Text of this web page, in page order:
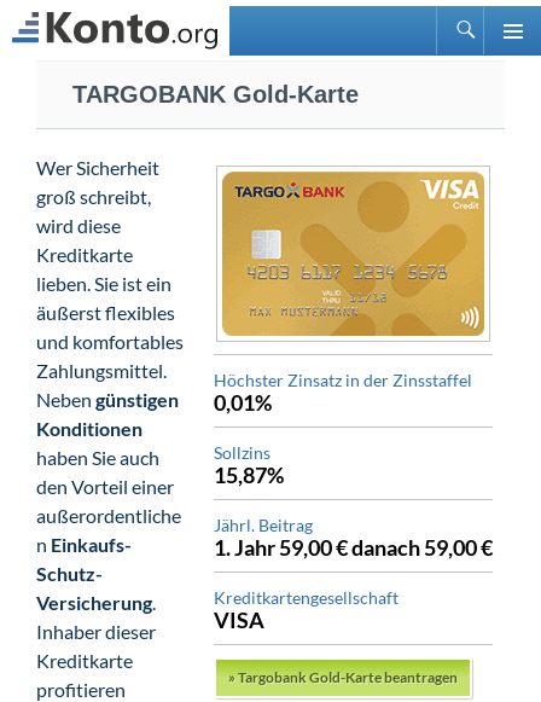
Suchen
springen
TARGOBANK Gold-Karte
Höchster Zinsatz in der Zinsstaffel
0,01%
Sollzins
15,87%
Jährl. Beitrag
1. Jahr 59,00 € danach 59,00 €
Kreditkartengesellschaft
VISA
»Targobank Gold-Karte beantragen
Wer Sicherheit
groß schreibt,
wird diese
Kreditkarte
lieben. Sie ist ein
äußerst flexibles
und komfortables
Zahlungsmittel.
Neben günstigen
Konditionen
haben Sie auch
den Vorteil einer
außerordentliche
n Einkaufs-
Schutz-
Versicherung.
Inhaber dieser
Kreditkarte
profitieren